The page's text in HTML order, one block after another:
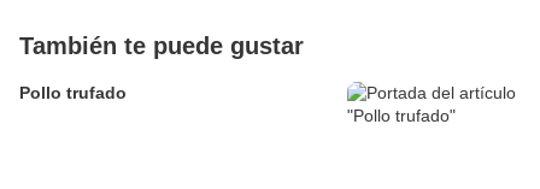
También te puede gustar
Pollo trufado